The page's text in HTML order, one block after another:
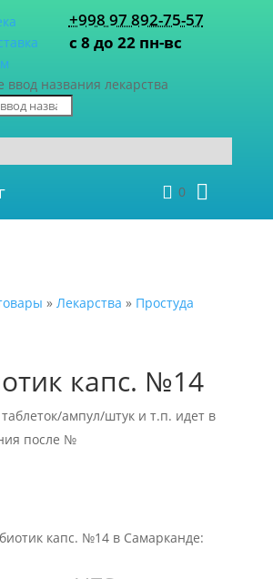
+998 97 892-75-57
с 8 до 22 пн-вс
ввод названия лекарства
0
» Лекарства » Простуда
капс. №14
ампул/штук и т.п. идет в
после №
капс. №14 в Самарканде: